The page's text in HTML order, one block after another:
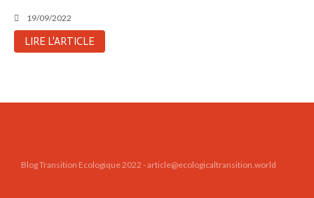
19/09/2022
LIRE L'ARTICLE
Blog Transition Ecologique 2022 - article@ecologicaltransition.world